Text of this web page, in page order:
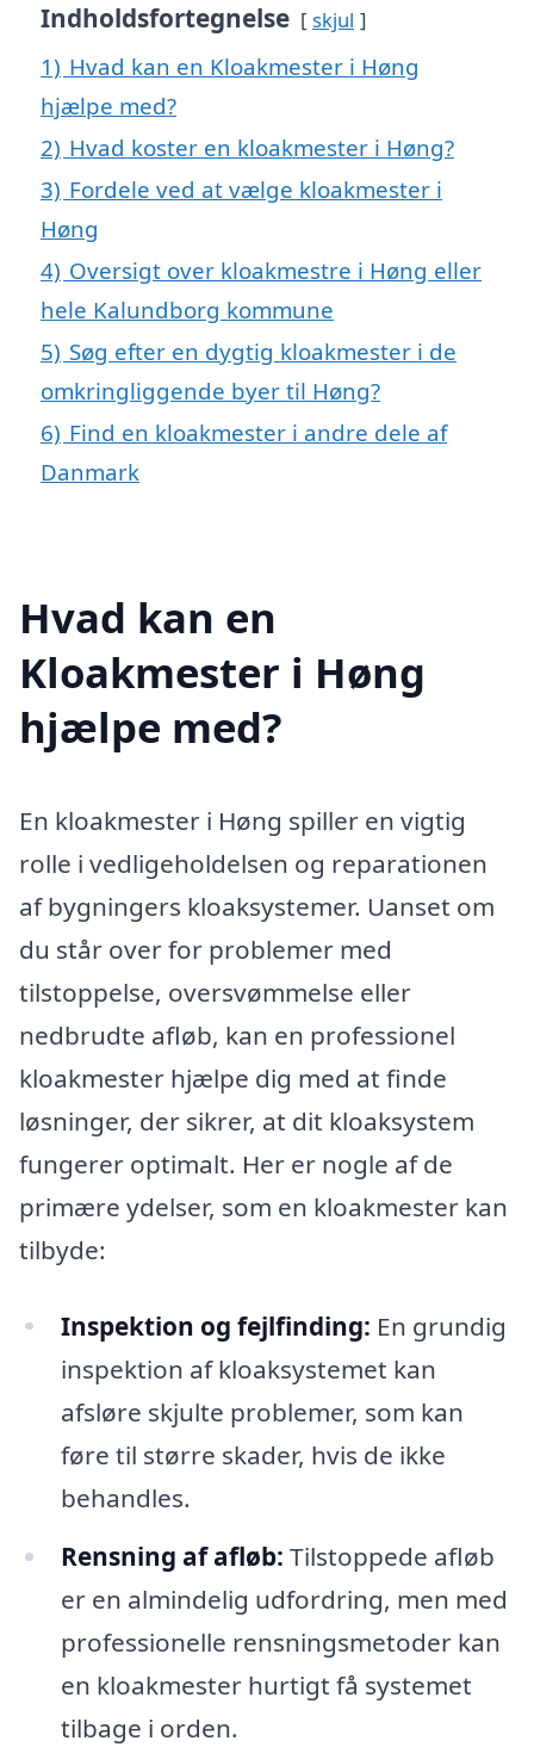
Indholdsfortegnelse skjul
1) Hvad kan en Kloakmester i Høng
hjælpe med?
2) Hvad koster en kloakmester i Høng?
3) Fordele ved at vælge kloakmester i
Høng
4) Oversigt over kloakmestre i Høng eller
hele Kalundborg kommune
5) Søg efter en dygtig kloakmester i de
omkringliggende byer til Høng?
6) Find en kloakmester i andre dele af
Danmark
Hvad kan en
Kloakmester i Høng
hjælpe med?
En kloakmester i Høng spiller en vigtig
rolle i vedligeholdelsen og reparationen
af bygningers kloaksystemer. Uanset om
du står over for problemer med
tilstoppelse, oversvømmelse eller
nedbrudte afløb, kan en professionel
kloakmester hjælpe dig med at finde
løsninger, der sikrer, at dit kloaksystem
fungerer optimalt. Her er nogle af de
primære ydelser, som en kloakmester kan
tilbyde:
Inspektion og fejlfinding: En grundig
inspektion af kloaksystemet kan
afsløre skjulte problemer, som kan
føre til større skader, hvis de ikke
behandles.
Rensning af afløb: Tilstoppede afløb
er en almindelig udfordring, men med
professionelle rensningsmetoder kan
en kloakmester hurtigt få systemet
tilbage i orden.